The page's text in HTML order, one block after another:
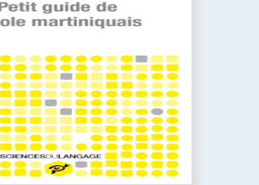
de créole martiniquais
de la grammaire du créole
destinée tant aux locuteurs de
bien souvent ne lui associent
de « grammaire », qu'aux non
risquent d'être étonnés de sa
riche complexité.